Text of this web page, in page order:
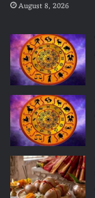
August 8, 2026